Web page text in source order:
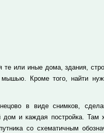
или иные дома, здания,
Кроме того, найти
в виде снимков,
и каждая постройка. Там
со схематичным